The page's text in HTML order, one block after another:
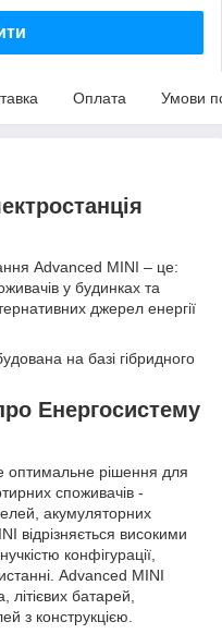
Оплата Умови
Advanced MINI – це:
у будинках та
джерел енергії
на базі гібридного
Енергосистему
оптимальне рішення для
споживачів -
акумуляторних
відрізняється високими
конфігурації,
Advanced MINI
літієвих батарей,
з конструкцією.